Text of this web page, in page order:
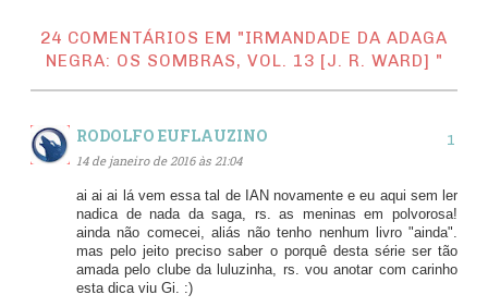
24 COMENTÁRIOS EM "IRMANDADE DA ADAGA
NEGRA: OS SOMBRAS, VOL. 13 [J. R. WARD] "
RODOLFO EUFLAUZINO
14 de janeiro de 2016 às 21:04
ai ai ai lá vem essa tal de IAN novamente e eu aqui sem ler
nadica de nada da saga, rs. as meninas em polvorosa!
ainda não comecei, aliás não tenho nenhum livro "ainda".
mas pelo jeito preciso saber o porquê desta série ser tão
amada pelo clube da luluzinha, rs. vou anotar com carinho
esta dica viu Gi. :)